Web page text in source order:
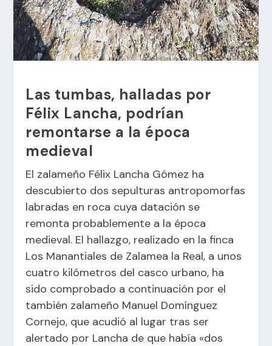
Las tumbas, halladas por
Félix Lancha, podrían
remontarse a la época
medieval
El zalameño Félix Lancha Gómez ha
descubierto dos sepulturas antropomorfas
labradas en roca cuya datación se
remonta probablemente a la época
medieval. El hallazgo, realizado en la finca
Los Manantiales de Zalamea la Real, a unos
cuatro kilómetros del casco urbano, ha
sido comprobado a continuación por el
también zalameño Manuel Domínguez
Cornejo, que acudió al lugar tras ser
alertado por Lancha de que había «dos